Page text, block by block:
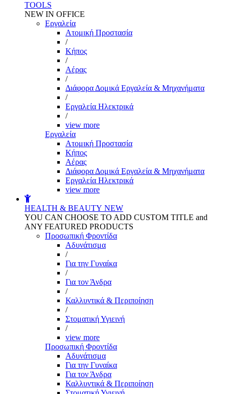
TOOLS
NEW IN OFFICE
Εργαλεία
Aτομική Προστασία
/
Kήπος
/
Αέρας
/
Διάφορα Δομικά Εργαλεία & Μηχανήματα
/
Εργαλεία Ηλεκτρικά
/
view more
Εργαλεία
Aτομική Προστασία
Kήπος
Αέρας
Διάφορα Δομικά Εργαλεία & Μηχανήματα
Εργαλεία Ηλεκτρικά
view more
HEALTH & BEAUTY NEW
YOU CAN CHOOSE TO ADD CUSTOM TITLE and
ANY FEATURED PRODUCTS
Προσωπική Φροντίδα
Αδυνάτισμα
/
Για την Γυναίκα
/
Για τον Άνδρα
/
Καλλυντικά & Περιποίηση
/
Στοματική Υγιεινή
/
view more
Προσωπική Φροντίδα
Αδυνάτισμα
Για την Γυναίκα
Για τον Άνδρα
Καλλυντικά & Περιποίηση